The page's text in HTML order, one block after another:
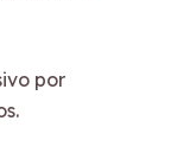
por